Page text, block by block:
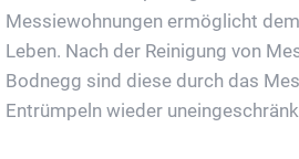
Messiewohnungen ermöglicht
Leben. Nach der Reinigung von
Bodnegg sind diese durch das
Entrümpeln wieder